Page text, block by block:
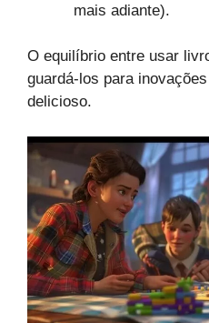
mais adiante).
O equilíbrio entre usar
guardá-los para
delicioso.